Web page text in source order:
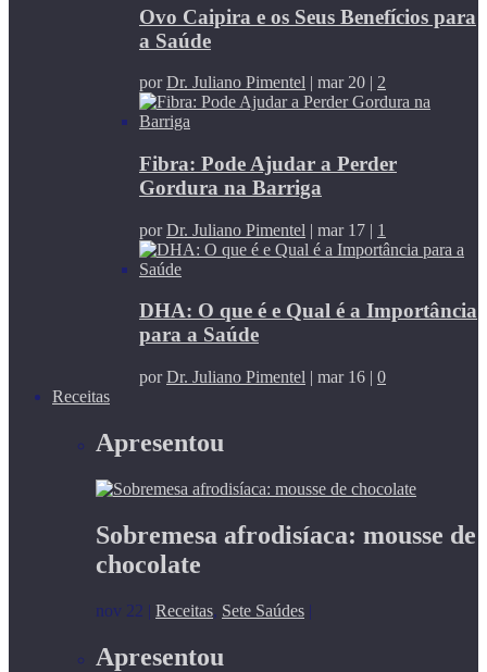
Ovo Caipira e os Seus Benefícios para
a Saúde
porDr. Juliano Pimentel | mar 20 | 2
Fibra: Pode Ajudar a Perder
Gordura na Barriga
porDr. Juliano Pimentel | mar 17 | 1
DHA: O que é e Qual é a Importância
para a Saúde
porDr. Juliano Pimentel | mar 16 | 0
Receitas
Apresentou
Sobremesa afrodisíaca: mousse de
chocolate
nov 22 | Receitas, Sete Saúdes |
Apresentou